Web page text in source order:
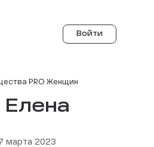
Войти
PRO Женщин
Елена
марта 2023